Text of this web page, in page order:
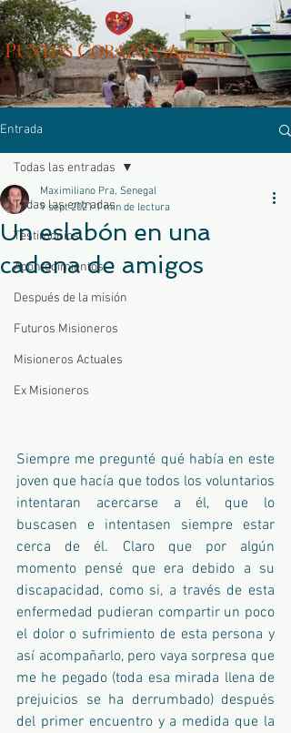
PUNTOSCORAZÓNArgentina
Entrada
Todas las entradas
Testimonios
Acontecimientos
Después de la misión
Futuros Misioneros
Misioneros Actuales
Ex Misioneros
Todas las entradas
Un eslabón en una
cadena de amigos
Maximiliano Pra, Senegal
9 sept 2021 1 min de lectura
Siempre me pregunté qué había en este
joven que hacía que todos los voluntarios
intentaran acercarse a él, que lo
buscasen e intentasen siempre estar
cerca de él. Claro que por algún
momento pensé que era debido a su
discapacidad, como si, a través de esta
enfermedad pudieran compartir un poco
el dolor o sufrimiento de esta persona y
así acompañarlo, pero vaya sorpresa que
me he pegado (toda esa mirada llena de
prejuicios se ha derrumbado) después
del primer encuentro y a medida que la